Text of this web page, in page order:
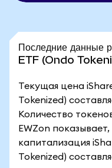
Последние
ETF (Ondo
Текущая цена
Tokenized)
Количество
EWZon
капитализация
Tokenized)